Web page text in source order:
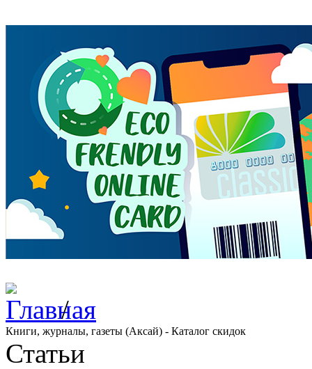
/
Книги, журналы, газеты (Аксай) - Каталог скидок
Статьи